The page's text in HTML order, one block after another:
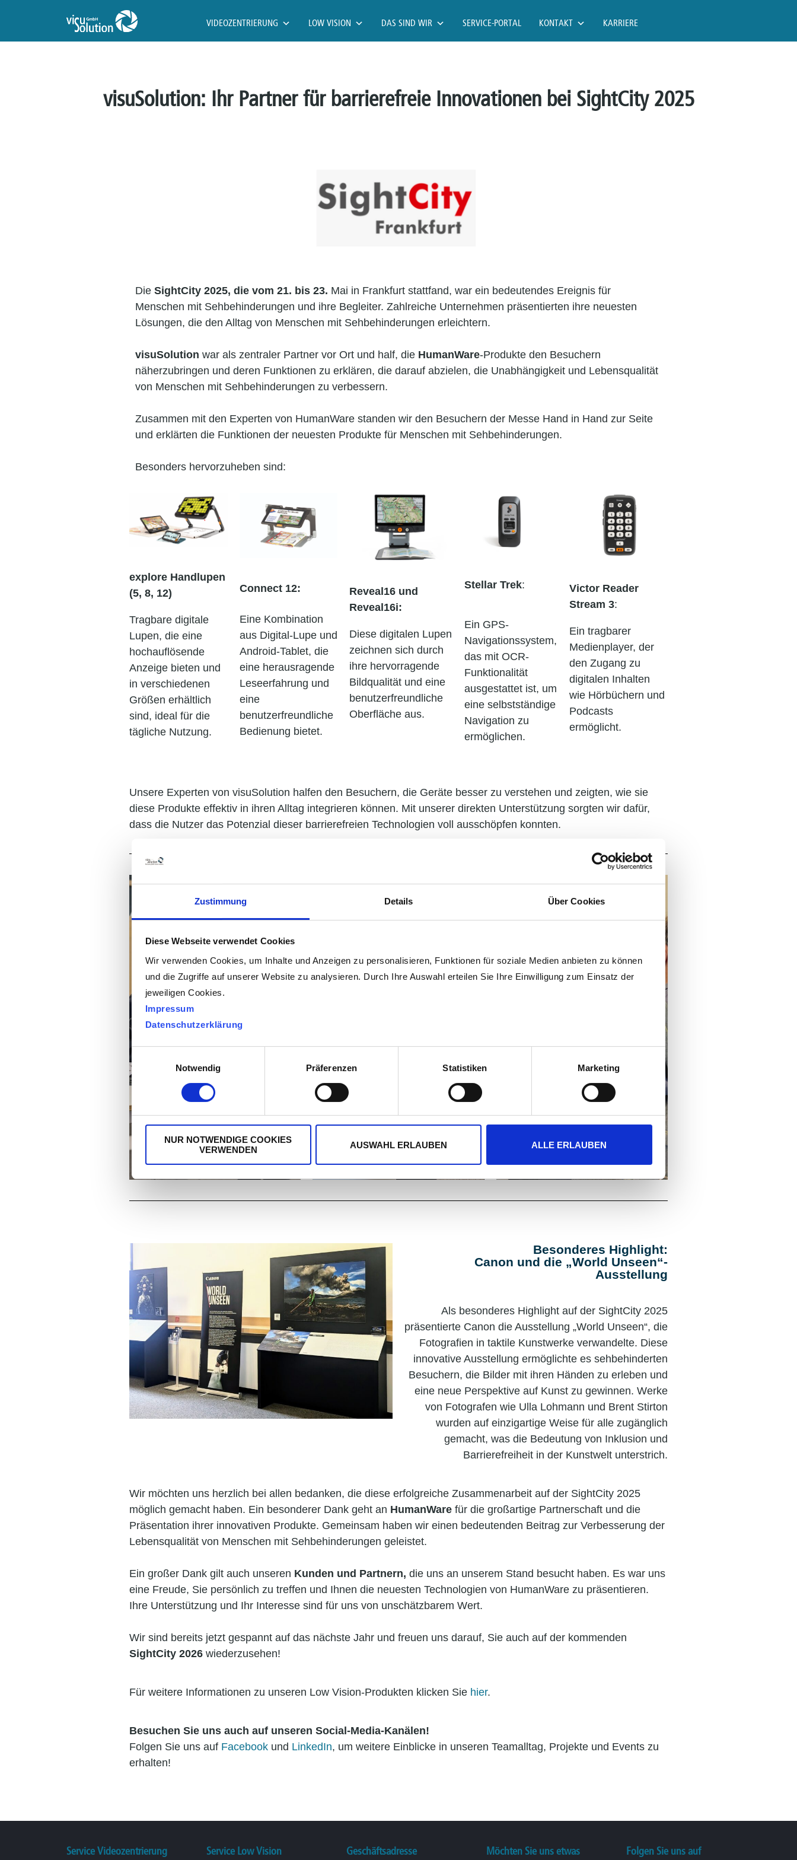
Zustimmung Details Über Cookies
Diese Webseite verwendet Cookies
Wir verwenden Cookies, um Inhalte und Anzeigen zu personalisieren, Funktionen für soziale Medien anbieten zu können
und die Zugriffe auf unserer Website zu analysieren. Durch Ihre Auswahl erteilen Sie Ihre Einwilligung zum Einsatz der
jeweiligen Cookies.
Impressum
Datenschutzerklärung
Einwilligungsauswahl
Notwendig
Präferenzen Statistiken Marketing
NUR NOTWENDIGE COOKIES
VERWENDEN
AUSWAHL ERLAUBEN ALLE ERLAUBEN
VIDEOZENTRIERUNG LOW VISION DAS SIND WIR SERVICE-PORTAL KONTAKT KARRIERE
visuSolution: Ihr Partner für barrierefreie Innovationen bei SightCity 2025
Die SightCity 2025, die vom 21. bis 23. Mai in Frankfurt stattfand, war ein bedeutendes Ereignis für
Menschen mit Sehbehinderungen und ihre Begleiter. Zahlreiche Unternehmen präsentierten ihre neuesten
Lösungen, die den Alltag von Menschen mit Sehbehinderungen erleichtern.
visuSolution war als zentraler Partner vor Ort und half, die HumanWare-Produkte den Besuchern
näherzubringen und deren Funktionen zu erklären, die darauf abzielen, die Unabhängigkeit und Lebensqualität
von Menschen mit Sehbehinderungen zu verbessern.
Zusammen mit den Experten von HumanWare standen wir den Besuchern der Messe Hand in Hand zur Seite
und erklärten die Funktionen der neuesten Produkte für Menschen mit Sehbehinderungen.
Besonders hervorzuheben sind:
explore Handlupen
(5, 8, 12)
Tragbare digitale
Lupen, die eine
hochauflösende
Anzeige bieten und
in verschiedenen
Größen erhältlich
sind, ideal für die
tägliche Nutzung.
Connect 12:
Eine Kombination
aus Digital-Lupe und
Android-Tablet, die
eine herausragende
Leseerfahrung und
eine
benutzerfreundliche
Bedienung bietet.
Reveal16 und
Reveal 16i:
Diese digitalen Lupen
zeichnen sich durch
ihre hervorragende
Bildqualität und eine
benutzerfreundliche
Oberfläche aus.
Stellar Trek:
Ein GPS-
Navigationssystem,
das mit OCR-
Funktionalität
ausgestattet ist, um
eine selbstständige
Navigation zu
ermöglichen.
Victor Reader
Stream 3:
Ein tragbarer
Medienplayer, der
den Zugang zu
digitalen Inhalten
wie Hörbüchern und
Podcasts
ermöglicht.
Unsere Experten von visuSolution halfen den Besuchern, die Geräte besser zu verstehen und zeigten, wie sie
diese Produkte effektiv in ihren Alltag integrieren können. Mit unserer direkten Unterstützung sorgten wir dafür,
dass die Nutzer das Potenzial dieser barrierefreien Technologien voll ausschöpfen konnten.
Besonderes Highlight:
Canon und die „World Unseen“-
Ausstellung
Als besonderes Highlight auf der SightCity 2025
präsentierte Canon die Ausstellung „World Unseen“, die
Fotografien in taktile Kunstwerke verwandelte. Diese
innovative Ausstellung ermöglichte es sehbehinderten
Besuchern, die Bilder mit ihren Händen zu erleben und
eine neue Perspektive auf Kunst zu gewinnen. Werke
von Fotografen wie Ulla Lohmann und Brent Stirton
wurden auf einzigartige Weise für alle zugänglich
gemacht, was die Bedeutung von Inklusion und
Barrierefreiheit in der Kunstwelt unterstrich.
Wir möchten uns herzlich bei allen bedanken, die diese erfolgreiche Zusammenarbeit auf der SightCity 2025
möglich gemacht haben. Ein besonderer Dank geht an HumanWare für die großartige Partnerschaft und die
Präsentation ihrer innovativen Produkte. Gemeinsam haben wir einen bedeutenden Beitrag zur Verbesserung der
Lebensqualität von Menschen mit Sehbehinderungen geleistet.
Ein großer Dank gilt auch unseren Kunden und Partnern, die uns an unserem Stand besucht haben. Es war uns
eine Freude, Sie persönlich zu treffen und Ihnen die neuesten Technologien von HumanWare zu präsentieren.
Ihre Unterstützung und Ihr Interesse sind für uns von unschätzbarem Wert.
Wir sind bereits jetzt gespannt auf das nächste Jahr und freuen uns darauf, Sie auch auf der kommenden
SightCity 2026 wiederzusehen!
Für weitere Informationen zu unseren Low Vision-Produkten klicken Sie hier.
Besuchen Sie uns auch auf unseren Social-Media-Kanälen!
Folgen Sie uns auf Facebook und LinkedIn, um weitere Einblicke in unseren Teamalltag, Projekte und Events zu
erhalten!
Service Videozentrierung Service Low Vision Geschäftsadresse Möchten Sie uns etwas Folgen Sie uns auf